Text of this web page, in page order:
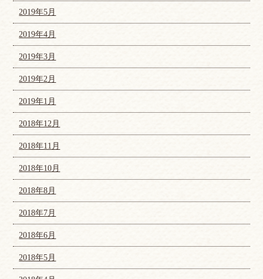
2019年5月
2019年4月
2019年3月
2019年2月
2019年1月
2018年12月
2018年11月
2018年10月
2018年8月
2018年7月
2018年6月
2018年5月